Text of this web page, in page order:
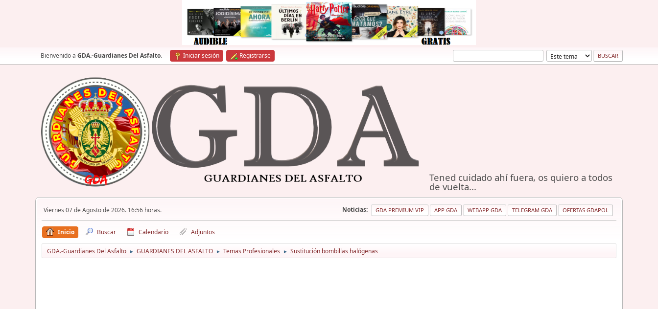
Bienvenido a GDA.-Guardianes Del Asfalto. Iniciar sesión Registrarse
Tened cuidado ahí fuera, os quiero a todos
de vuelta...
Viernes 07 de Agosto de 2026. 16:56 horas. Noticias: GDA PREMIUM VIP APP GDA WEBAPP GDA TELEGRAM GDA OFERTAS GDAPOL
Inicio Buscar Calendario Adjuntos
GDA.-Guardianes Del Asfalto ► GUARDIANES DEL ASFALTO ► Temas Profesionales ► Sustitución bombillas halógenas